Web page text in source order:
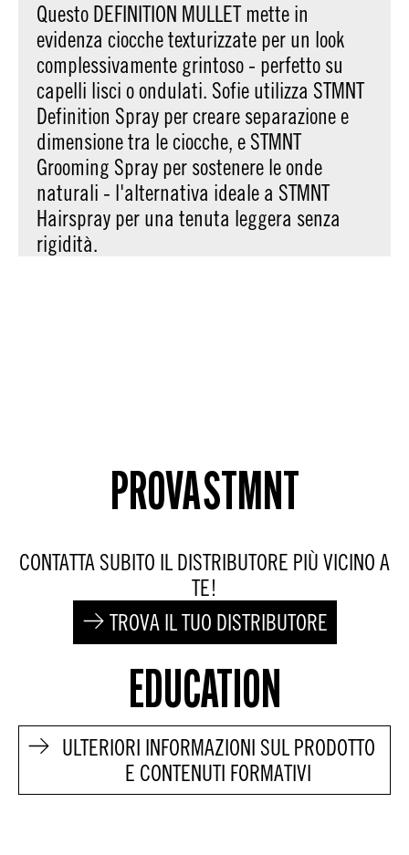
Questo DEFINITION MULLET mette in
evidenza ciocche texturizzate per un look
complessivamente grintoso - perfetto su
capelli lisci o ondulati. Sofie utilizza STMNT
Definition Spray per creare separazione e
dimensione tra le ciocche, e STMNT
Grooming Spray per sostenere le onde
naturali - l'alternativa ideale a STMNT
Hairspray per una tenuta leggera senza
rigidità.
PROVA STMNT
CONTATTA SUBITO IL DISTRIBUTORE PIÙ VICINO A
TE!
TROVA IL TUO DISTRIBUTORE
EDUCATION
ULTERIORI INFORMAZIONI SUL PRODOTTO
E CONTENUTI FORMATIVI